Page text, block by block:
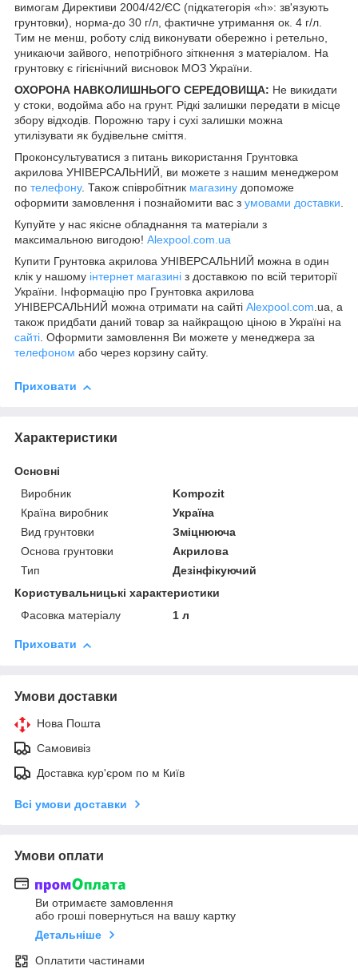
вимогам Директиви 2004/42/ЄС (підкатегорія «h»: зв'язують
грунтовки), норма-до 30 г/л, фактичне утримання ок. 4 г/л.
Тим не менш, роботу слід виконувати обережно і ретельно,
уникаючи зайвого, непотрібного зіткнення з матеріалом. На
грунтовку є гігієнічний висновок МОЗ України.
ОХОРОНА НАВКОЛИШНЬОГО СЕРЕДОВИЩА: Не викидати
у стоки, водойма або на грунт. Рідкі залишки передати в місце
збору відходів. Порожню тару і сухі залишки можна
утилізувати як будівельне сміття.
Проконсультуватися з питань використання Грунтовка
акрилова УНІВЕРСАЛЬНИЙ, ви можете з нашим менеджером
по телефону. Також співробітник магазину допоможе
оформити замовлення і познайомити вас з умовами доставки.
Купуйте у нас якісне обладнання та матеріали з
максимальною вигодою! Alexpool.com.ua
Купити Грунтовка акрилова УНІВЕРСАЛЬНИЙ можна в один
клік у нашому інтернет магазині з доставкою по всій території
України. Інформацію про Грунтовка акрилова
УНІВЕРСАЛЬНИЙ можна отримати на сайті Alexpool.com.ua, а
також придбати даний товар за найкращою ціною в Україні на
сайті. Оформити замовлення Ви можете у менеджера за
телефоном або через корзину сайту.
Приховати
Характеристики
Основні
Виробник
Kompozit
Країна виробник
Україна
Вид грунтовки
Зміцнююча
Основа грунтовки
Акрилова
Тип
Дезінфікуючий
Користувальницькі характеристики
Фасовка матеріалу
1 л
Приховати
Умови доставки
Нова Пошта
Самовивіз
Доставка кур'єром по м Київ
Всі умови доставки
Умови оплати
Ви отримаєте замовлення
або гроші повернуться на вашу картку
Детальніше
Оплатити частинами